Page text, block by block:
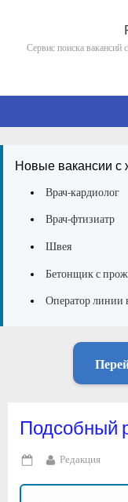
contentСервис поиска вакансий
Новые вакансии с
Врач-кардиолог
Врач-фтизиатр
Швея
Бетонщик с
Оператор линии
Подсобный
Posted
on
By
Редакция